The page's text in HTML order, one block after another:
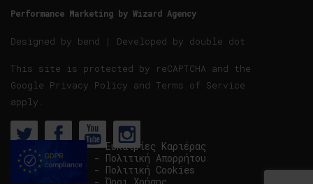
Performance Marketing by Wizard Agency
Designed by bend | Developed by double dot
This site is protected by reCAPTCHA and the
Google Privacy Policy and Terms of Service
apply.
- Ευκαιρίες Καριέρας
- Πολιτική Απορρήτου
- Πολιτική Cookies